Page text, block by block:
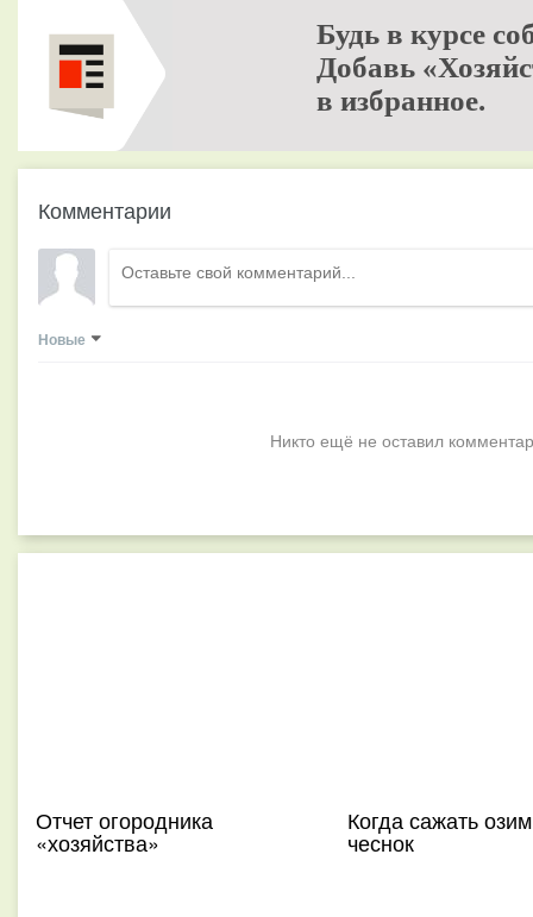
Будь в курсе
Добавь
в избранное.
Комментарии
Новые
Никто ещё не оставил
Отчет огородника
«хозяйства»
Когда сажать
чеснок